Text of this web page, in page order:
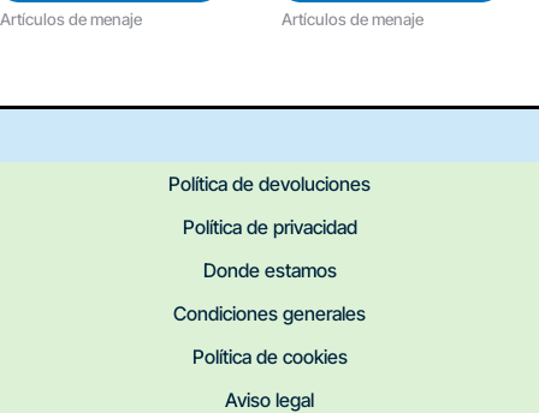
Artículos de menaje Artículos de menaje
Política de devoluciones
Política de privacidad
Donde estamos
Condiciones generales
Política de cookies
Aviso legal